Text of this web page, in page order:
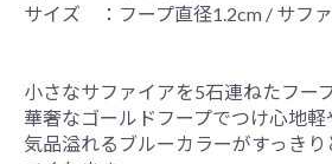
サイズ ：フープ直径1.2cm / サフ
小さなサファイアを5石連ねたフー
華奢なゴールドフープでつけ心地軽
気品溢れるブルーカラーがすっき